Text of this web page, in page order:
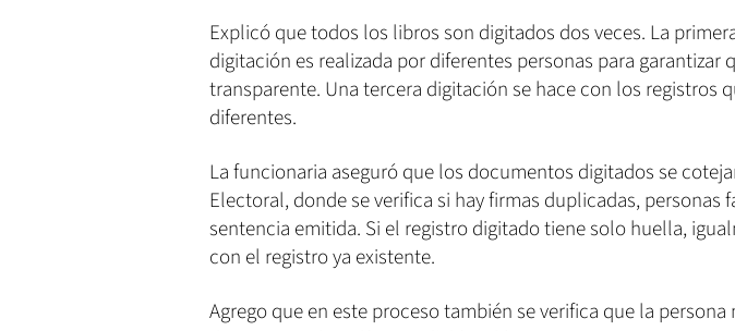
Explicó que todos los libros son digitados dos veces. La
digitación es realizada por diferentes personas para garantizar
transparente. Una tercera digitación se hace con los registros
diferentes.
La funcionaria aseguró que los documentos digitados se
Electoral, donde se verifica si hay firmas duplicadas, personas
sentencia emitida. Si el registro digitado tiene solo huella,
con el registro ya existente.
Agrego que en este proceso también se verifica que la